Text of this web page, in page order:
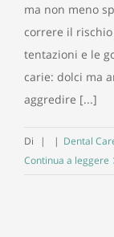
ma non meno
correre il
tentazioni e le
carie: dolci ma
aggredire [...]
Di | | Dental
Continua a leggere